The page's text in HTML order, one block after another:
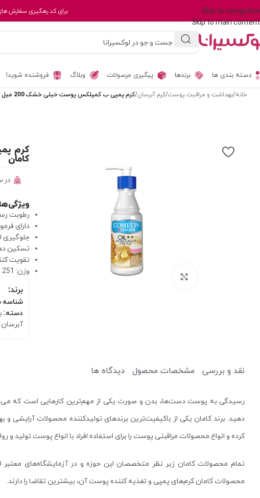
Skip to navigation
Skip to main content
برای کد رهگیری سفارش
دسته بندی ها
پاک کننده
میسلار واتر و پاک کننده آرایش
یخ صورت
دستمال مرطوب آرایشی
برندها پیگیری مرسولات وبلاگ فروشنده شوید!
خانه/بهداشت و مراقبت پوست/کرم آبرسان/کرم پمپی ب کمپلکس پوست خیلی خشک 200 میل کامان
برای بزرگنمایی کلیک کنید
کامان
در
ویژگی‌ها
رطوبت
دارای
جلوگیری
تسکین
تقویت
وزن: 251 گرم
برند:
دسته:
آبرسان
نقد و بررسی مشخصات محصول دیدگاه ها
رسیدگی به پوست دست‌ها، بدن و صورت یکی از مهم‌ترین کارهایی است که
دهید. برند کامان یکی از باکیفیت‌ترین برندهای تولیدکننده محصولات آرایشی
کرده و انواع محصولات مراقبتی پوست را برای استفاده افراد با انواع پوست تولید و
تمام محصولات کامان زیر نظر متخصصان این حوزه و در آزمایشگاه‌های
محصولات کامان کرم‌های پمپی و تغذیه کننده پوست آن، بیشترین تقاضا را دارند.